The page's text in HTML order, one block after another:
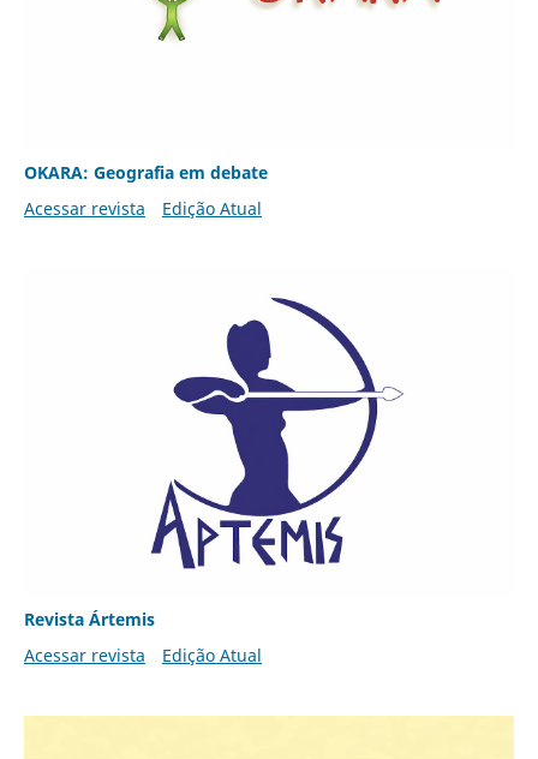
OKARA: Geografia em debate
Acessar revista
Edição Atual
Revista Ártemis
Acessar revista
Edição Atual